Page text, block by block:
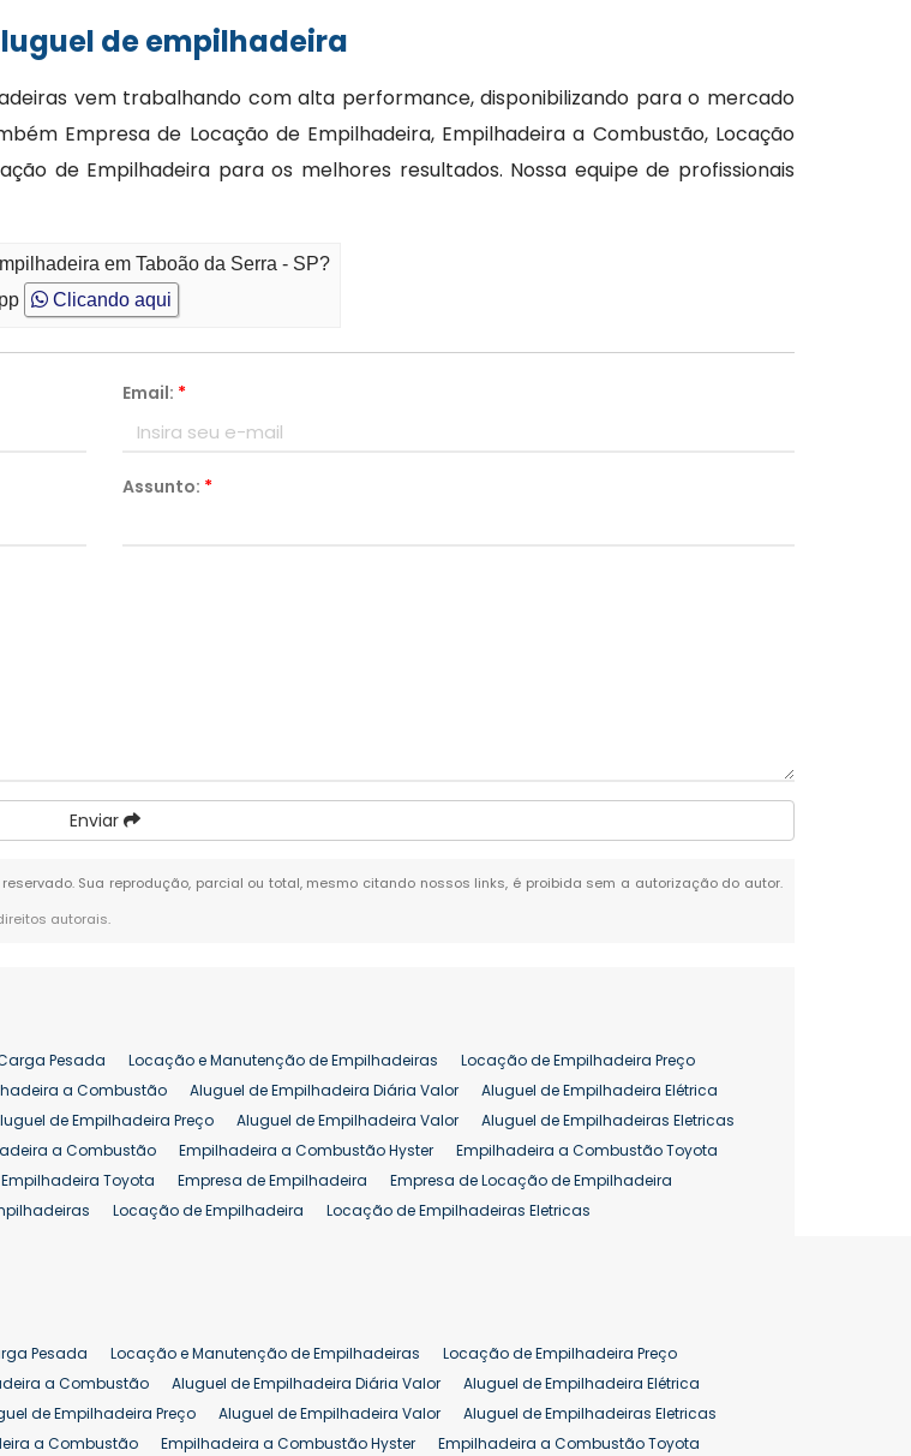
de empilhadeira
vem trabalhando com alta performance, disponibilizando para o mercado
Empresa de Locação de Empilhadeira, Empilhadeira a Combustão, Locação
de Empilhadeira para os melhores resultados. Nossa equipe de profissionais
em Taboão da Serra - SP?
Clicando aqui
Email: *
Assunto: *
Enviar
Sua reprodução, parcial ou total, mesmo citando nossos links, é proibida sem a autorização do autor.
autorais.
Pesada Locação e Manutenção de Empilhadeiras
Locação de Empilhadeira Preço
a Combustão Aluguel de Empilhadeira Diária Valor
Aluguel de Empilhadeira Elétrica
de Empilhadeira Preço Aluguel de Empilhadeira Valor
Aluguel de Empilhadeiras Eletricas
a Combustão Empilhadeira a Combustão Hyster
Empilhadeira a Combustão Toyota
Empilhadeira Toyota Empresa de Empilhadeira
Empresa de Locação de Empilhadeira
Locação de Empilhadeira
Locação de Empilhadeiras Eletricas
Empilhadeira 25 ton Empilhadeira a Combustão 25 ton
Preço de Empilhadeira 25 ton
Pesada Locação e Manutenção de Empilhadeiras
Locação de Empilhadeira Preço
a Combustão Aluguel de Empilhadeira Diária Valor
Aluguel de Empilhadeira Elétrica
de Empilhadeira Preço Aluguel de Empilhadeira Valor
Aluguel de Empilhadeiras Eletricas
a Combustão Empilhadeira a Combustão Hyster
Empilhadeira a Combustão Toyota